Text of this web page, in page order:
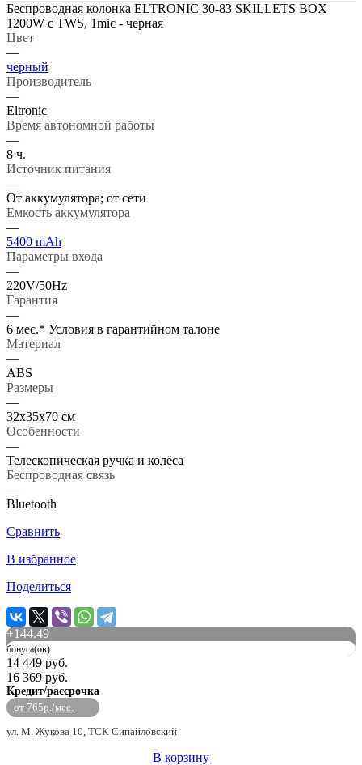
Беспроводная колонка ELTRONIC 30-83 SKILLETS BOX
1200W с TWS, 1mic - черная
Цвет
—
черный
Производитель
—
Eltronic
Время автономной работы
—
8 ч.
Источник питания
—
От аккумулятора; от сети
Емкость аккумулятора
—
5400 mAh
Параметры входа
—
220V/50Hz
Гарантия
—
6 мес.* Условия в гарантийном талоне
Материал
—
ABS
Размеры
—
32х35х70 см
Особенности
—
Телескопическая ручка и колёса
Беспроводная связь
—
Bluetooth
Сравнить
В избранное
Поделиться
+144.49
бонуса(ов)
14 449 руб.
16 369 руб.
Кредит/рассрочка
от 765р./мес.
ул. М. Жукова 10, ТСК Сипайловский
В корзину